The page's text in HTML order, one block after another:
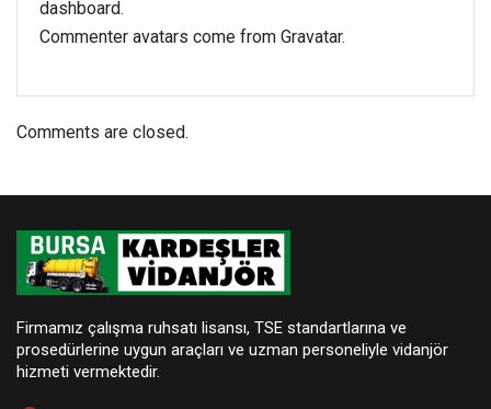
dashboard.
Commenter avatars come from Gravatar.
Comments are closed.
Firmamız çalışma ruhsatı lisansı, TSE standartlarına ve
prosedürlerine uygun araçları ve uzman personeliyle vidanjör
hizmeti vermektedir.